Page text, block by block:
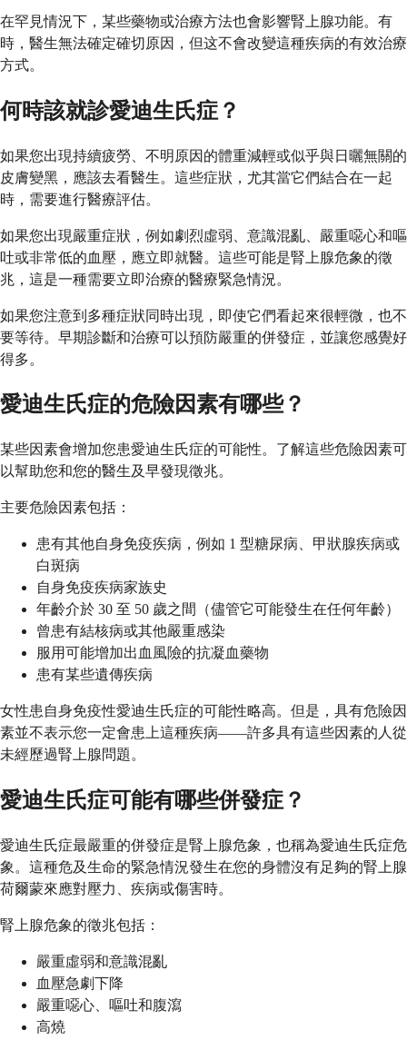
在罕見情況下，某些藥物或治療方法也會影響腎上腺功能。有
時，醫生無法確定確切原因，但这不會改變這種疾病的有效治療
方式。
何時該就診愛迪生氏症？
如果您出現持續疲勞、不明原因的體重減輕或似乎與日曬無關的
皮膚變黑，應該去看醫生。這些症狀，尤其當它們結合在一起
時，需要進行醫療評估。
如果您出現嚴重症狀，例如劇烈虛弱、意識混亂、嚴重噁心和嘔
吐或非常低的血壓，應立即就醫。這些可能是腎上腺危象的徵
兆，這是一種需要立即治療的醫療緊急情況。
如果您注意到多種症狀同時出現，即使它們看起來很輕微，也不
要等待。早期診斷和治療可以預防嚴重的併發症，並讓您感覺好
得多。
愛迪生氏症的危險因素有哪些？
某些因素會增加您患愛迪生氏症的可能性。了解這些危險因素可
以幫助您和您的醫生及早發現徵兆。
主要危險因素包括：
患有其他自身免疫疾病，例如 1 型糖尿病、甲狀腺疾病或
白斑病
自身免疫疾病家族史
年齡介於 30 至 50 歲之間（儘管它可能發生在任何年齡）
曾患有結核病或其他嚴重感染
服用可能增加出血風險的抗凝血藥物
患有某些遺傳疾病
女性患自身免疫性愛迪生氏症的可能性略高。但是，具有危險因
素並不表示您一定會患上這種疾病——許多具有這些因素的人從
未經歷過腎上腺問題。
愛迪生氏症可能有哪些併發症？
愛迪生氏症最嚴重的併發症是腎上腺危象，也稱為愛迪生氏症危
象。這種危及生命的緊急情況發生在您的身體沒有足夠的腎上腺
荷爾蒙來應對壓力、疾病或傷害時。
腎上腺危象的徵兆包括：
嚴重虛弱和意識混亂
血壓急劇下降
嚴重噁心、嘔吐和腹瀉
高燒